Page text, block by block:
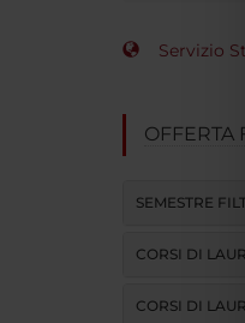
Servizio
OFFERTA
SEMESTRE
CORSI DI
CORSI DI